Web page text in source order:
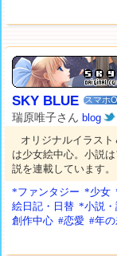
SKY BLUE スマホ
瑞原唯子さんblog
オリジナルイラスト
は少女絵中心。小説
説を連載しています。
*ファンタジー *少女
絵日記・日替 *小説・
創作中心 #恋愛 #年